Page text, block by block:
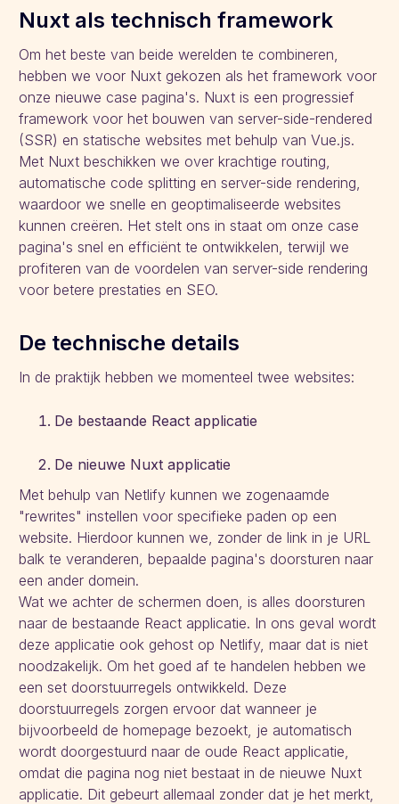
Nuxt als technisch framework
Om het beste van beide werelden te combineren,
hebben we voor Nuxt gekozen als het framework voor
onze nieuwe case pagina's. Nuxt is een progressief
framework voor het bouwen van server-side-rendered
(SSR) en statische websites met behulp van Vue.js.
Met Nuxt beschikken we over krachtige routing,
automatische code splitting en server-side rendering,
waardoor we snelle en geoptimaliseerde websites
kunnen creëren. Het stelt ons in staat om onze case
pagina's snel en efficiënt te ontwikkelen, terwijl we
profiteren van de voordelen van server-side rendering
voor betere prestaties en SEO.
De technische details
In de praktijk hebben we momenteel twee websites:
De bestaande React applicatie
De nieuwe Nuxt applicatie
Met behulp van Netlify kunnen we zogenaamde
"rewrites" instellen voor specifieke paden op een
website. Hierdoor kunnen we, zonder de link in je URL
balk te veranderen, bepaalde pagina's doorsturen naar
een ander domein.
Wat we achter de schermen doen, is alles doorsturen
naar de bestaande React applicatie. In ons geval wordt
deze applicatie ook gehost op Netlify, maar dat is niet
noodzakelijk. Om het goed af te handelen hebben we
een set doorstuurregels ontwikkeld. Deze
doorstuurregels zorgen ervoor dat wanneer je
bijvoorbeeld de homepage bezoekt, je automatisch
wordt doorgestuurd naar de oude React applicatie,
omdat die pagina nog niet bestaat in de nieuwe Nuxt
applicatie. Dit gebeurt allemaal zonder dat je het merkt,